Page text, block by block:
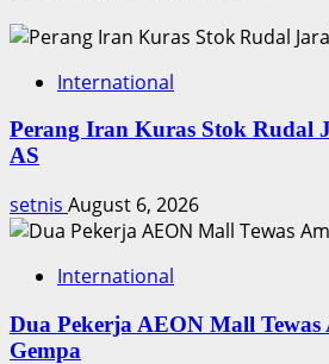
Arhan
Nikahi
Thailand
Cerai
International
Perang Iran Kuras Stok Rudal
AS
setnis August 6, 2026
International
Dua Pekerja AEON Mall
Gempa